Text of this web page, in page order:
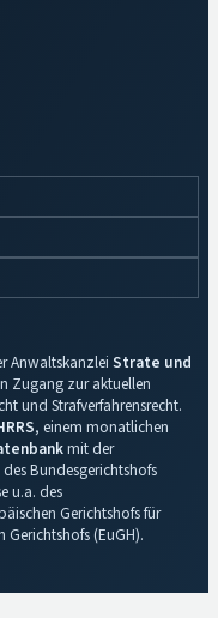
Anwaltskanzlei Strate und
Zugang zur aktuellen
und Strafverfahrensrecht.
, einem monatlichen
mit der
Bundesgerichtshofs
u.a. des
Gerichtshofs für
Gerichtshofs (EuGH).